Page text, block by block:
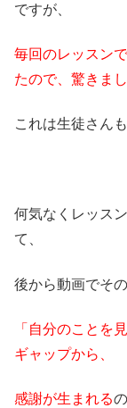
ですが、
毎回のレッスン
たので、驚きまし
これは生徒さん
何気なくレッス
て、
後から動画でそ
「自分のことを
ギャップから、
感謝が生まれる